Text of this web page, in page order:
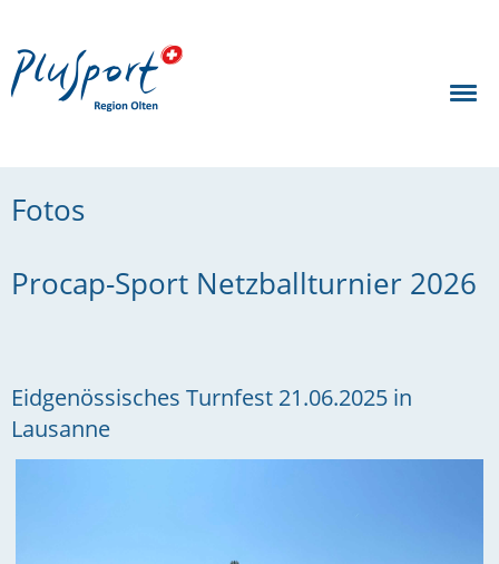
Fotos
Procap-Sport Netzballturnier 2026
Eidgenössisches Turnfest 21.06.2025 in
Lausanne